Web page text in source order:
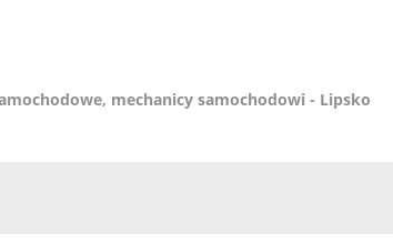
mechanicy samochodowi - Lipsko